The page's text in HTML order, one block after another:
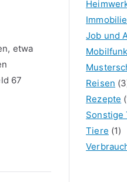
etwa
67
Job und
Mobilfunk
Reisen
Rezepte
Sonstige
Tiere (1)